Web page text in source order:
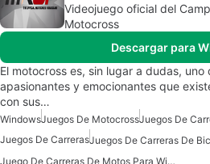
Videojuego oficial del
Motocross
Descargar para
El motocross es, sin lugar a dudas,
apasionantes y emocionantes que
con sus…
WindowsJuegos De MotocrossJuegos De
Juegos De Carreras
Juego De Carreras De Motos Para Windows